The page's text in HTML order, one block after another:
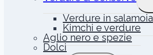
Verdure in salamoia
Kimchi e verdure
Aglio nero e spezie
Dolci